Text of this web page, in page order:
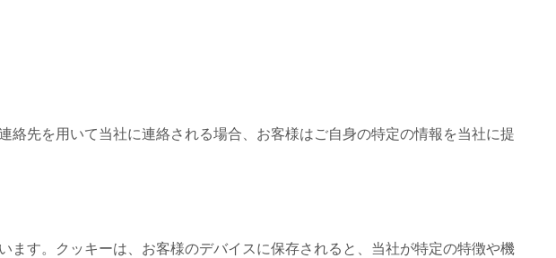
先を用いて当社に連絡される場合、お客様はご自身の特定の情報を当社に提
す。クッキーは、お客様のデバイスに保存されると、当社が特定の特徴や機